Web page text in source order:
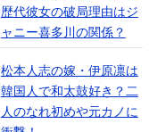
歴代彼女の破局理由はジ
ャニー喜多川の関係？
松本人志の嫁・伊原凛は
韓国人で和太鼓好き？二
人のなれ初めや元カノに